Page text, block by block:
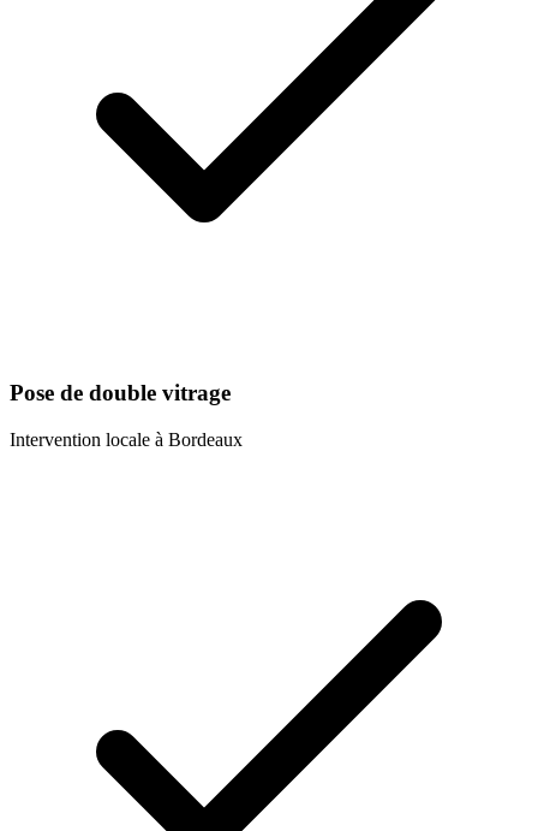
Pose de double vitrage
Intervention locale à Bordeaux